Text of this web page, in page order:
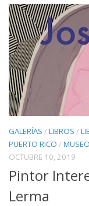
GALERÍAS /LIBROS /
PUERTO RICO /
OCTUBRE 10, 2019
Pintor
Lerma